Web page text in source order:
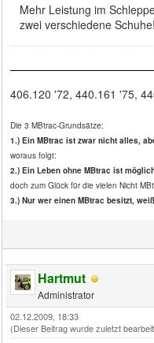
Mehr Leistung im
zwei verschiedene Schuhe!
406.120 '72, 440.161 '75,
Die 3 MBtrac-Grundsätze:
1.) Ein MBtrac ist zwar nicht alles,
woraus folgt:
2.) Ein Leben ohne MBtrac ist
doch zum Glück für die vielen Nicht
3.) Nur wer einen MBtrac besitzt,
Hartmut
Administrator
02.12.2009, 18:33
(Dieser Beitrag wurde zuletzt